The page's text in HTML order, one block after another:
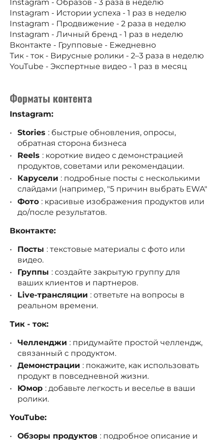
Instagram - Образов - 3 раза в неделю
Instagram - Истории успеха - 1 раз в неделю
Instagram - Продвижение - 2 раза в неделю
Instagram - Личный бренд - 1 раз в неделю
Вконтакте - Групповые - Ежедневно
Тик - ток - Вирусные ролики - 2–3 раза в неделю
YouTube - Экспертные видео - 1 раз в месяц
Форматы контента
Instagram:
Stories : быстрые обновления, опросы,
обратная сторона бизнеса
Reels : короткие видео с демонстрацией
продуктов, советами или рекомендации.
Карусели : подробные посты с несколькими
слайдами (например, "5 причин выбрать EWA"
Фото : красивые изображения продуктов или
до/после результатов.
Вконтакте:
Посты : текстовые материалы с фото или
видео.
Группы : создайте закрытую группу для
ваших клиентов и партнеров.
Live-трансляции : ответьте на вопросы в
реальном времени.
Тик - ток:
Челленджи : придумайте простой челлендж,
связанный с продуктом.
Демонстрации : покажите, как использовать
продукт в повседневной жизни.
Юмор : добавьте легкость и веселье в ваши
ролики.
YouTube:
Обзоры продуктов : подробное описание и